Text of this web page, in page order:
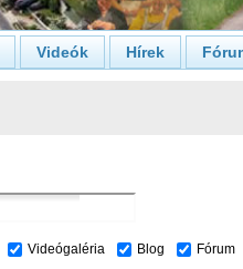
Videók Hírek
Videógaléria Blog Fórum